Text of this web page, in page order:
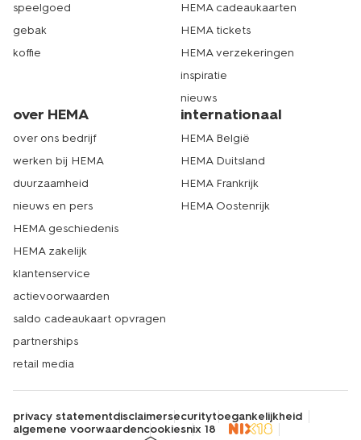
speelgoed
gebak
koffie
HEMA cadeaukaarten
HEMA tickets
HEMA verzekeringen
inspiratie
nieuws
over HEMA
over ons bedrijf
werken bij HEMA
duurzaamheid
nieuws en pers
HEMA geschiedenis
HEMA zakelijk
klantenservice
actievoorwaarden
saldo cadeaukaart opvragen
partnerships
retail media
internationaal
HEMA België
HEMA Duitsland
HEMA Frankrijk
HEMA Oostenrijk
privacy statementdisclaimersecuritytoegankelijkheid
algemene voorwaardencookiesnix 18